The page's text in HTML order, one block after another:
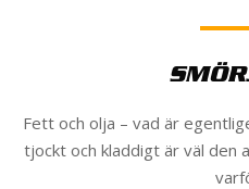
Fett och olja – vad är
tjockt och kladdigt är väl den